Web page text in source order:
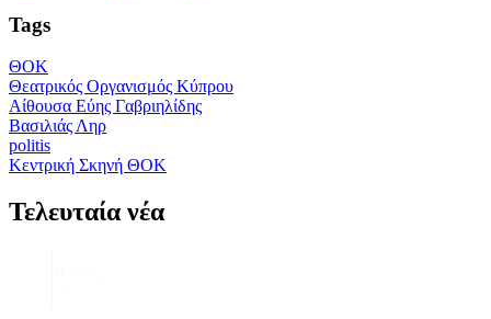
Tags
ΘΟΚ
Θεατρικός Οργανισμός Κύπρου
Αίθουσα Εύης Γαβριηλίδης
Βασιλιάς Ληρ
politis
Κεντρική Σκηνή ΘΟΚ
Τελευταία νέα